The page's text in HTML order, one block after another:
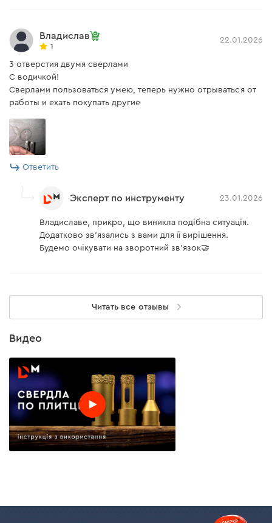
Владислав
1
22.01.2026
3 отверстия двумя сверлами
С водичкой!
Сверлами пользоваться умею, теперь нужно отрываться от
работы и ехать покупать другие
Ответить
Эксперт по инструменту 23.01.2026
Владиславе, прикро, що виникла подібна ситуація.
Додатково зв'язались з вами для її вирішення.
Будемо очікувати на зворотний зв'язок🤝
Читать все отзывы
Видео